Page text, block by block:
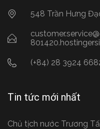
548 Trần Hưng
(+84) 28 3924
Tin tức mới nhất
Chủ tịch nước Trương